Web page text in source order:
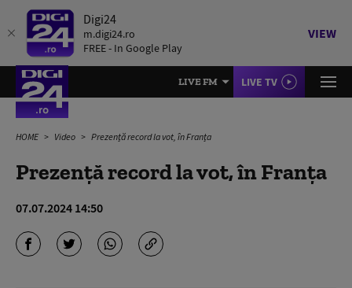
Digi24
m.digi24.ro
FREE - In Google Play
VIEW
LIVE FM LIVE TV
HOME Video Prezență record la vot, în Franța
Prezență record la vot, în Franța
07.07.2024 14:50